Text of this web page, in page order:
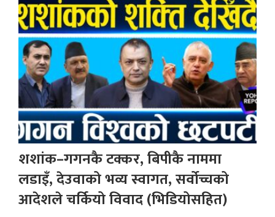
शशांक–गगनकै टक्कर, बिपीकै नाममा
लडाइँ, देउवाको भव्य स्वागत, सर्वोच्चको
आदेशले चर्कियो विवाद (भिडियोसहित)